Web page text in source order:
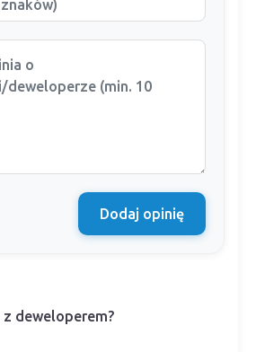
Dodaj opinię
deweloperem?